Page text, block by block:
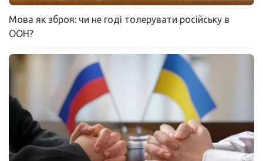
Мова як зброя: чи не годі толерувати російську в
ООН?